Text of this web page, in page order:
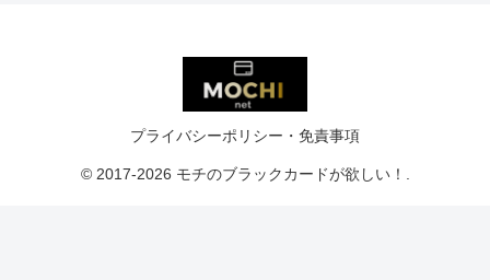
プライバシーポリシー・免責事項
© 2017-2026 モチのブラックカードが欲しい！.